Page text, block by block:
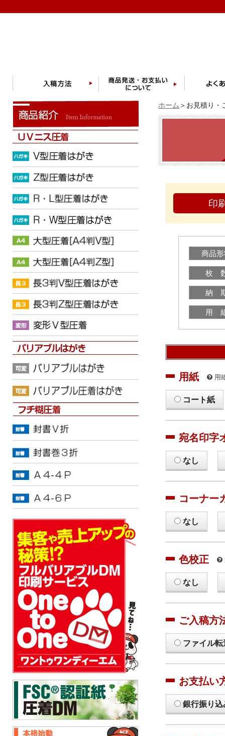
ホーム ＞お見積り・
印
商品
枚
納
用
用紙 用
コート紙
宛名印字
なし
コーナー
なし
色校正
なし
ご入稿方
ファイル
お支払い
銀行振り込